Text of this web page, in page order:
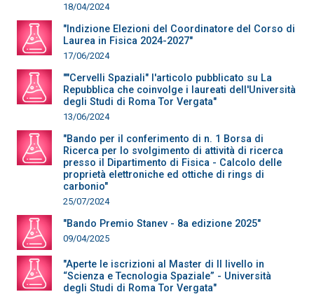
18/04/2024
"Indizione Elezioni del Coordinatore del Corso di
Laurea in Fisica 2024-2027"
17/06/2024
""Cervelli Spaziali" l'articolo pubblicato su La
Repubblica che coinvolge i laureati dell'Università
degli Studi di Roma Tor Vergata"
13/06/2024
"Bando per il conferimento di n. 1 Borsa di
Ricerca per lo svolgimento di attività di ricerca
presso il Dipartimento di Fisica - Calcolo delle
proprietà elettroniche ed ottiche di rings di
carbonio"
25/07/2024
"Bando Premio Stanev - 8a edizione 2025"
09/04/2025
"Aperte le iscrizioni al Master di II livello in
“Scienza e Tecnologia Spaziale” - Università
degli Studi di Roma Tor Vergata"